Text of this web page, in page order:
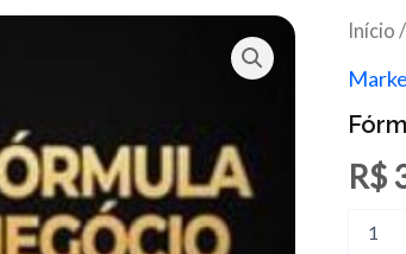
Início /
R$
Negocio